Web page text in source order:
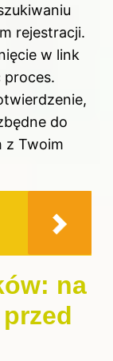
rejestracji.
w link
do
z Twoim
na